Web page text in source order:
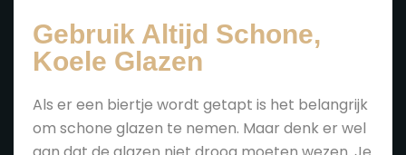
Gebruik Altijd Schone,
Koele Glazen
Als er een biertje wordt getapt is het belangrijk
om schone glazen te nemen. Maar denk er wel